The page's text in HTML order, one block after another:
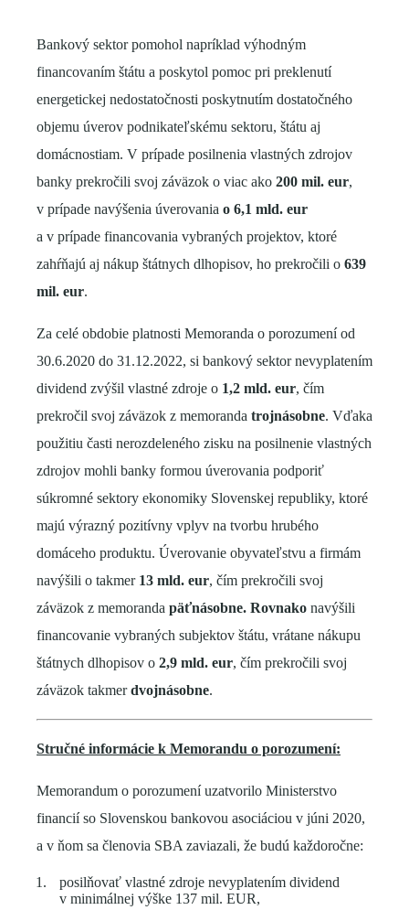
Bankový sektor pomohol napríklad výhodným
financovaním štátu a poskytol pomoc pri preklenutí
energetickej nedostatočnosti poskytnutím dostatočného
objemu úverov podnikateľskému sektoru, štátu aj
domácnostiam. V prípade posilnenia vlastných zdrojov
banky prekročili svoj záväzok o viac ako 200 mil. eur,
v prípade navýšenia úverovania o 6,1 mld. eur
a v prípade financovania vybraných projektov, ktoré
zahŕňajú aj nákup štátnych dlhopisov, ho prekročili o 639
mil. eur.
Za celé obdobie platnosti Memoranda o porozumení od
30.6.2020 do 31.12.2022, si bankový sektor nevyplatením
dividend zvýšil vlastné zdroje o 1,2 mld. eur, čím
prekročil svoj záväzok z memoranda trojnásobne. Vďaka
použitiu časti nerozdeleného zisku na posilnenie vlastných
zdrojov mohli banky formou úverovania podporiť
súkromné sektory ekonomiky Slovenskej republiky, ktoré
majú výrazný pozitívny vplyv na tvorbu hrubého
domáceho produktu. Úverovanie obyvateľstvu a firmám
navýšili o takmer 13 mld. eur, čím prekročili svoj
záväzok z memoranda päťnásobne. Rovnako navýšili
financovanie vybraných subjektov štátu, vrátane nákupu
štátnych dlhopisov o 2,9 mld. eur, čím prekročili svoj
záväzok takmerdvojnásobne.
Stručné informácie k Memorandu o porozumení:
Memorandum o porozumení uzatvorilo Ministerstvo
financií so Slovenskou bankovou asociáciou v júni 2020,
a v ňom sa členovia SBA zaviazali, že budú každoročne:
posilňovať vlastné zdroje nevyplatením dividend
v minimálnej výške 137 mil. EUR,